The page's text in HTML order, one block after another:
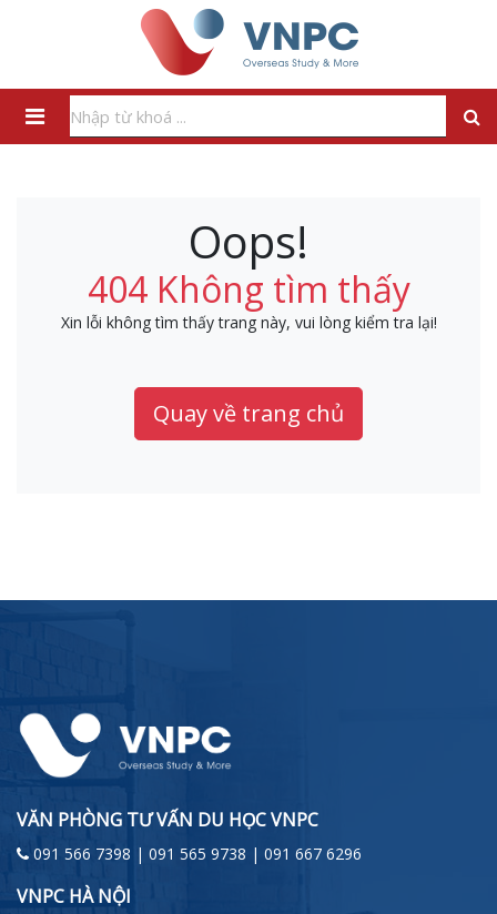
Oops!
404 Không tìm thấy
Xin lỗi không tìm thấy trang này, vui lòng kiểm tra lại!
Quay về trang chủ
VĂN PHÒNG TƯ VẤN DU HỌC VNPC
091 566 7398 | 091 565 9738 | 091 667 6296
VNPC HÀ NỘI